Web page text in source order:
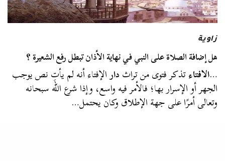
زاوية
هل إضافة الصلاة على النبي في نهاية الأذان تبطل رفع الشعيرة ؟
…الافتاءتذكر فتوى من تراثدارالإفتاء أنه لم يأتِ نص يوجب
الجهر أو الإسرار بها؛ فالأمر فيه واسع، وإذا شرع الله سبحانه
وتعالى أمرًا على جهة الإطلاق وكان يحتمل…